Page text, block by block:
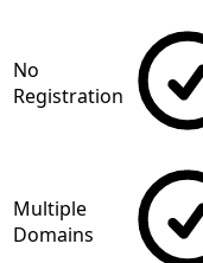
No
Registration
Multiple
Domains